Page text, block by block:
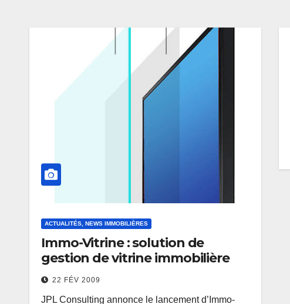
ACTUALITÉS, NEWS IMMOBILIÈRES
Immo-Vitrine : solution de
gestion de vitrine immobilière
22 FÉV 2009
JPL Consulting annonce le lancement d’Immo-